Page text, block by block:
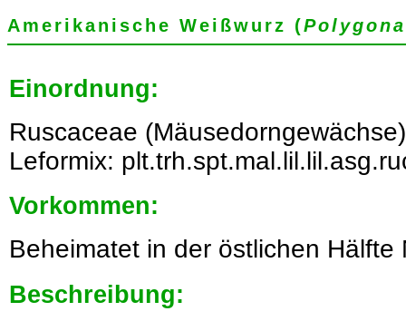
Amerikanische Weißwurz (
Einordnung:
Ruscaceae
Leformix:
Vorkommen:
Beheimatet in der östlichen Hälfte
Beschreibung: